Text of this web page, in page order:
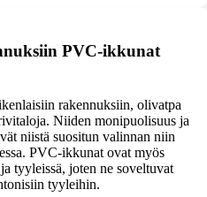
PVC-ikkunat
rakennuksiin, olivatpa
Niiden monipuolisuus ja
niistä suositun valinnan niin
PVC-ikkunat ovat myös
tyyleissä, joten ne soveltuvat
tyyleihin.